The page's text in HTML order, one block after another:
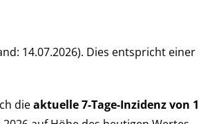
14.07.2026). Dies ent­spricht
dieaktu­elle 7-Tage-Inzi­denz von